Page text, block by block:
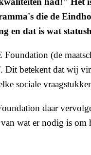
die de
en dat is wat
(de
betekent dat wij
sociale
daar
wat er nodig is om